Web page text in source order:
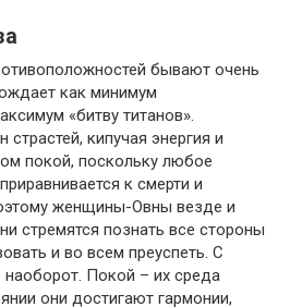
бывают очень
как минимум
«битву титанов».
кипучая энергия и
покой, поскольку любое
к смерти и
женщины-Овны везде и
стремятся познать все стороны
и во всем преуспеть. С
Покой – их среда
они достигают гармонии,